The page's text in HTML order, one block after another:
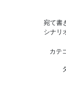
宛て書
シナリ
カテ